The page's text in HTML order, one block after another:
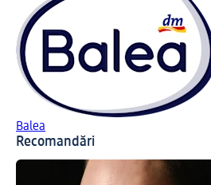
Balea
Recomandări